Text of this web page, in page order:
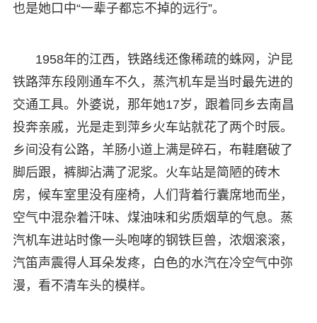
也是她口中“一辈子都忘不掉的远行”。
1958年的江西，铁路线还像稀疏的蛛网，沪昆
铁路萍东段刚通车不久，蒸汽机车是当时最先进的
交通工具。外婆说，那年她17岁，跟着同乡去南昌
投奔亲戚，光是走到萍乡火车站就花了两个时辰。
乡间没有公路，羊肠小道上满是碎石，布鞋磨破了
脚后跟，裤脚沾满了泥浆。火车站是简陋的砖木
房，候车室里没有座椅，人们背着行囊席地而坐，
空气中混杂着汗味、煤油味和劣质烟草的气息。蒸
汽机车进站时像一头咆哮的钢铁巨兽，浓烟滚滚，
汽笛声震得人耳朵发疼，白色的水汽在冷空气中弥
漫，看不清车头的模样。